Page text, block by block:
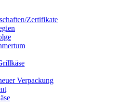
Zertifikate
Verpackung